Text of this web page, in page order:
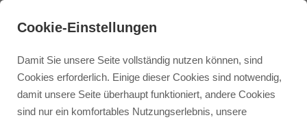
Cookie-Einstellungen
Damit Sie unsere Seite vollständig nutzen können, sind
Cookies erforderlich. Einige dieser Cookies sind notwendig,
damit unsere Seite überhaupt funktioniert, andere Cookies
sind nur ein komfortables Nutzungserlebnis, unsere